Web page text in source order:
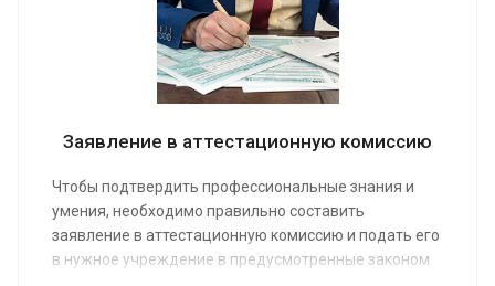
Заявление в аттестационную комиссию
Чтобы подтвердить профессиональные знания и
умения, необходимо правильно составить
заявление в аттестационную комиссию и подать его
в нужное учреждение в предусмотренные законом